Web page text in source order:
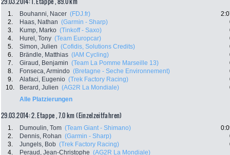
1. Bouhanni, Nacer (FDJ.fr)
2.
Haas, Nathan (Garmin - Sharp)
3.
Kump, Marko (Tinkoff - Saxo)
4.
Hurel, Tony (Team Europcar)
5.
Simon, Julien (Cofidis, Solutions Credits)
6.
Brändle, Matthias (IAM Cycling)
7.
Giraud, Benjamin (Team La Pomme Marseille 13)
8.
Fonseca, Armindo (Bretagne - Seche Environnement)
9.
Alafaci, Eugenio (Trek Factory Racing)
10.
Berard, Julien (AG2R La Mondiale)
Alle Platzierungen
29.03.2014: 2. Etappe , 7.0 km (Einzelzeitfahren)
1. Dumoulin, Tom (Team Giant - Shimano)
2.
Dennis, Rohan (Garmin - Sharp)
3.
Jungels, Bob (Trek Factory Racing)
4.
Peraud, Jean-Christophe (AG2R La Mondiale)